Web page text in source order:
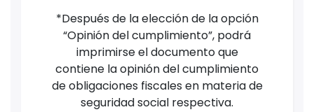
*Después de la elección de la opción
“Opinión del cumplimiento”, podrá
imprimirse el documento que
contiene la opinión del cumplimiento
de obligaciones fiscales en materia de
seguridad social respectiva.